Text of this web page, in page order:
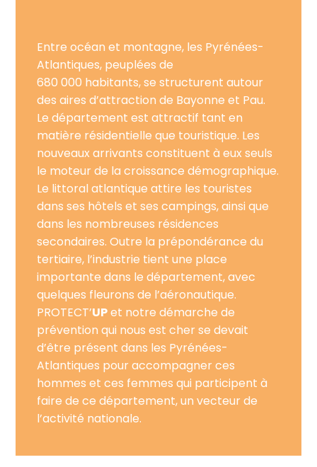
Entre océan et montagne, les Pyrénées-
Atlantiques, peuplées de
680 000 habitants, se structurent autour
des aires d’attraction de Bayonne et Pau.
Le département est attractif tant en
matière résidentielle que touristique. Les
nouveaux arrivants constituent à eux seuls
le moteur de la croissance démographique.
Le littoral atlantique attire les touristes
dans ses hôtels et ses campings, ainsi que
dans les nombreuses résidences
secondaires. Outre la prépondérance du
tertiaire, l’industrie tient une place
importante dans le département, avec
quelques fleurons de l’aéronautique.
PROTECT’UPet notre démarche de
prévention qui nous est cher se devait
d’être présent dans les Pyrénées-
Atlantiques pour accompagner ces
hommes et ces femmes qui participent à
faire de ce département, un vecteur de
l’activité nationale.